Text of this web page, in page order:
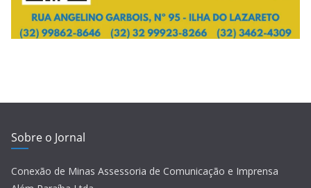
Sobre o Jornal
Conexão de Minas Assessoria de Comunicação e Imprensa